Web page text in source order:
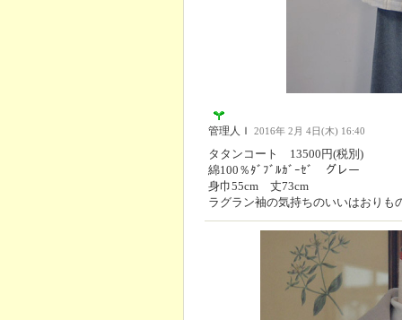
管理人Ｉ 2016年 2月 4日(木) 16:40
タタンコート 13500円(税別)
綿100％ﾀﾞﾌﾞﾙｶﾞｰｾﾞ グレー
身巾55cm 丈73cm
ラグラン袖の気持ちのいいはおりも